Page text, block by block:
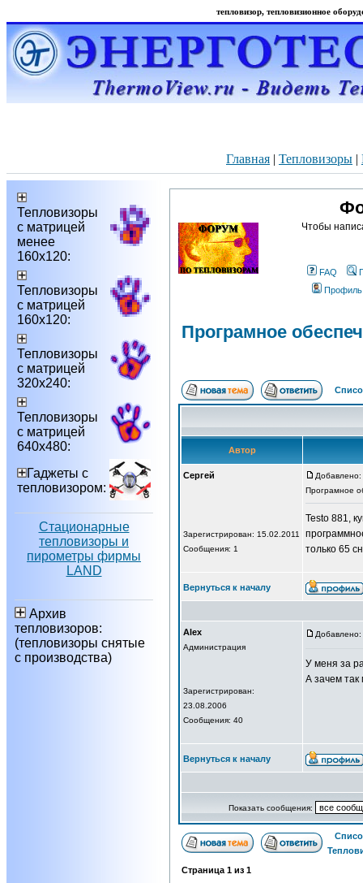
тепловизор, тепловизионное
Главная | Тепловизоры |
Тепловизоры
с матрицей
менее
160х120:
Тепловизоры
с матрицей
160х120:
Тепловизоры
с матрицей
320х240:
Тепловизоры
с матрицей
640х480:
Гаджеты с
тепловизором:
Стационарные
тепловизоры и
пирометры фирмы
LAND
Архив
тепловизоров:
(тепловизоры снятые
с производства)
Чтобы
FAQ
Профиль
Програмное
Автор
Сергей
Зарегистрирован: 15.02.2011
Сообщения: 1
Програмное
Testo 881,
только 65
Вернуться к началу
Alex
Администрация
Зарегистрирован:
23.08.2006
Сообщения: 40
У меня за
А зачем
Вернуться к началу
Показать сообщения:
Страница 1 из 1